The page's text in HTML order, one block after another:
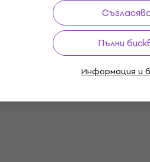
Пълни
Информация и
Този